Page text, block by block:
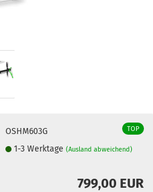
TOP
OSHM603G
1-3 Werktage(Ausland abweichend)
799,00 EUR